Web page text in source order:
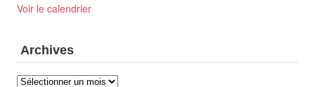
Voir le calendrier
Archives
Archives